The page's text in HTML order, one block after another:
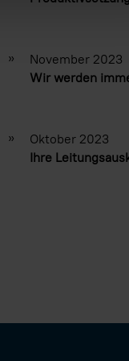
»
November 2023
Wir werden
»
Oktober 2023
Ihre